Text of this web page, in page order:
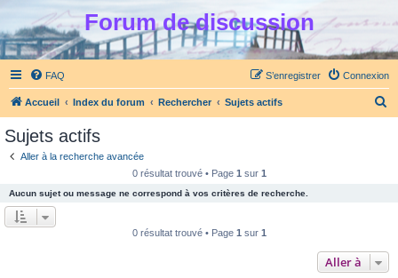
Forum de discussion
FAQ Connexion
S’enregistrer
Accueil Index du forum Rechercher Sujets actifs
e
Sujets actifs
Aller à la recherche avancée
0 résultat trouvé • Page 1 sur 1
Aucun sujet ou message ne correspond à vos critères de recherche.
0 résultat trouvé • Page 1 sur 1
Aller à